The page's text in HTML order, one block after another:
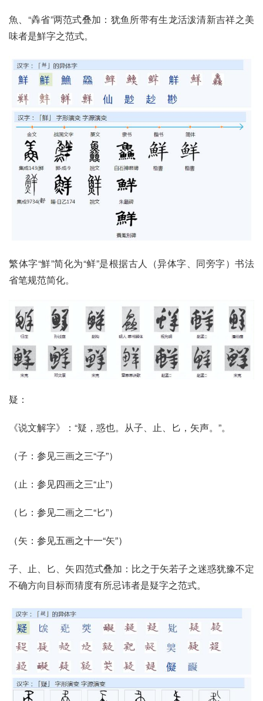
魚、“羴省”两范式叠加：犹鱼所带有生龙活泼清新吉祥之美
味者是鮮字之范式。
繁体字“鮮”简化为“鲜”是根据古人（异体字、同旁字）书法
省笔规范简化。
疑：
《说文解字》：“疑，惑也。从子、止、匕，矢声。”。
（子 ：参见三画之三“子”）
（ 止 ：参见四画之三“止”）
（匕 ：参见二画之二“匕”）
（矢 ：参见五画之十一“矢”）
子、止、匕、矢四范式叠加：比之于矢若子之迷惑犹豫不定
不确方向目标而猜度有所忌讳者是疑字之范式。